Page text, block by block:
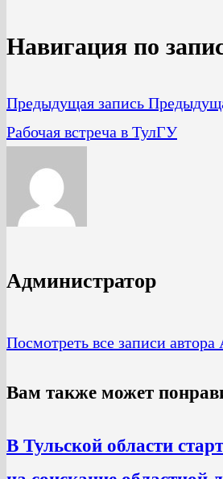
Навигация по
Предыдущая запись
Рабочая встреча в ТулГУ
Администратор
Посмотреть все записи
Вам также может
В Тульской области